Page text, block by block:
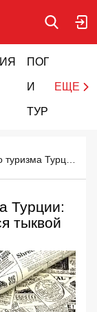
ПОГОДА
И
ТУРИЗМ
ЕЩЕ
Турции:
тыквой